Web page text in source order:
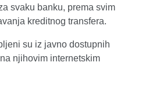
svaku banku, prema svim
kreditnog transfera.
su iz javno dostupnih
njihovim internetskim